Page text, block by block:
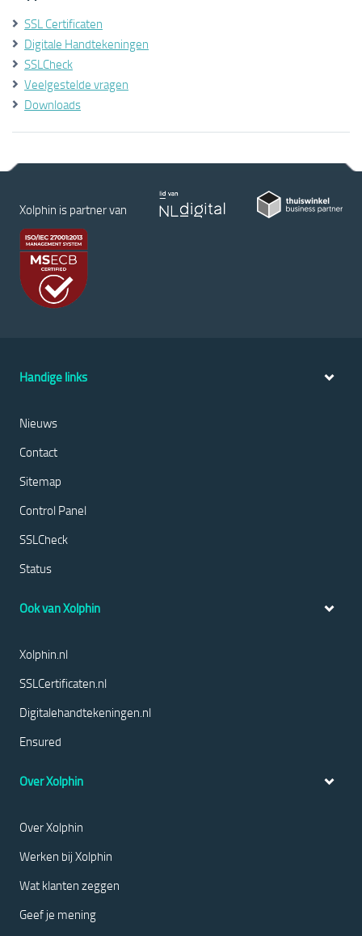
SSL Certificaten
Digitale Handtekeningen
SSLCheck
Veelgestelde vragen
Downloads
Xolphin is partner van
Handige links
Nieuws
Contact
Sitemap
Control Panel
SSLCheck
Status
Ook van Xolphin
Xolphin.nl
SSLCertificaten.nl
Digitalehandtekeningen.nl
Ensured
Over Xolphin
Over Xolphin
Werken bij Xolphin
Wat klanten zeggen
Geef je mening